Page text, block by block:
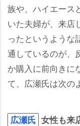
族や、ハイエース
いた夫婦が、来店
ったというような
通しているのが、
か購入に前向きに
て、広瀬氏は次の
広瀬氏 女性も来